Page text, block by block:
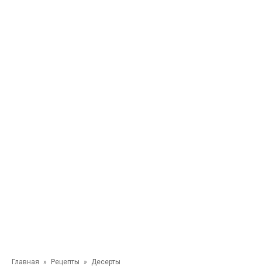
Главная » Рецепты » Десерты